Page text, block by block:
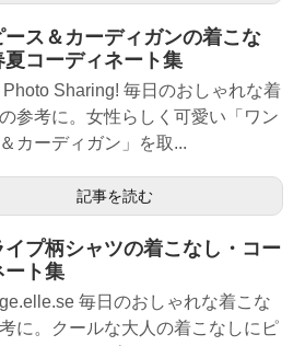
ース＆カーディガンの着こな
夏コーディネート集
Photo Sharing! 毎日のおしゃれな着
参考に。女性らしく可愛い「ワン
カーディガン」を取...
記事を読む
イプ柄シャツの着こなし・コー
ート集
毎日のおしゃれな着こな
に。クールな大人の着こなしにピ